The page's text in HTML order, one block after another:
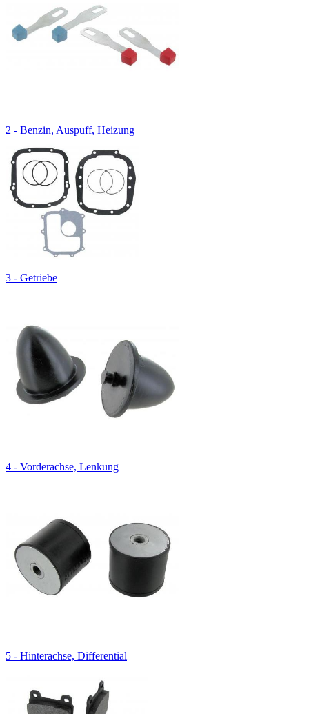
2 - Benzin, Auspuff, Heizung
3 - Getriebe
4 - Vorderachse, Lenkung
5 - Hinterachse, Differential